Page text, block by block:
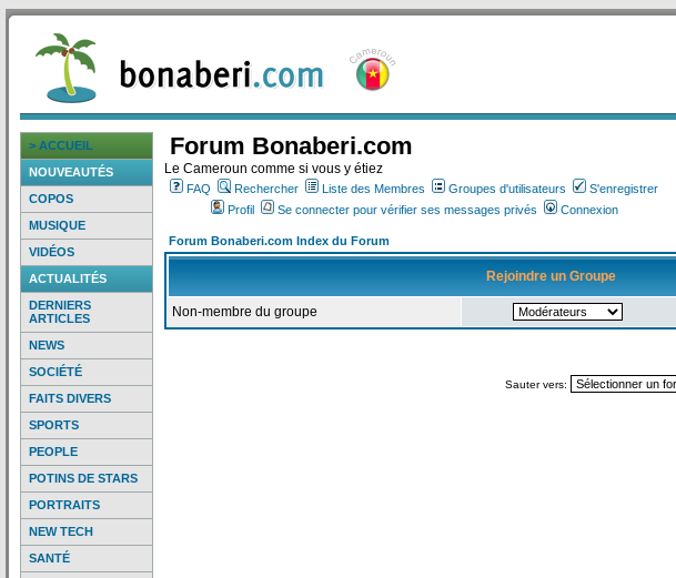
> ACCUEIL
NOUVEAUTÉS
COPOS
MUSIQUE
VIDÉOS
ACTUALITÉS
DERNIERS
ARTICLES
NEWS
SOCIÉTÉ
FAITS DIVERS
SPORTS
PEOPLE
POTINS DE STARS
PORTRAITS
NEW TECH
SANTÉ
Forum Bonaberi.com
Le Cameroun comme si vous y étiez
FAQ Rechercher Liste des Membres Groupes d'utilisateurs
S'enregistrer
Profil
Se connecter pour vérifier ses messages privés Connexion
Forum Bonaberi.com Index du Forum
Rejoindre un Groupe
Non-membre du groupe
Sauter vers: